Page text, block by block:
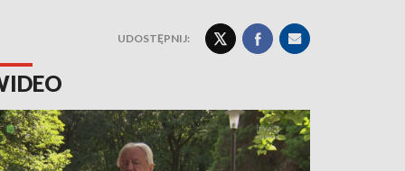
UDOSTĘPNIJ: